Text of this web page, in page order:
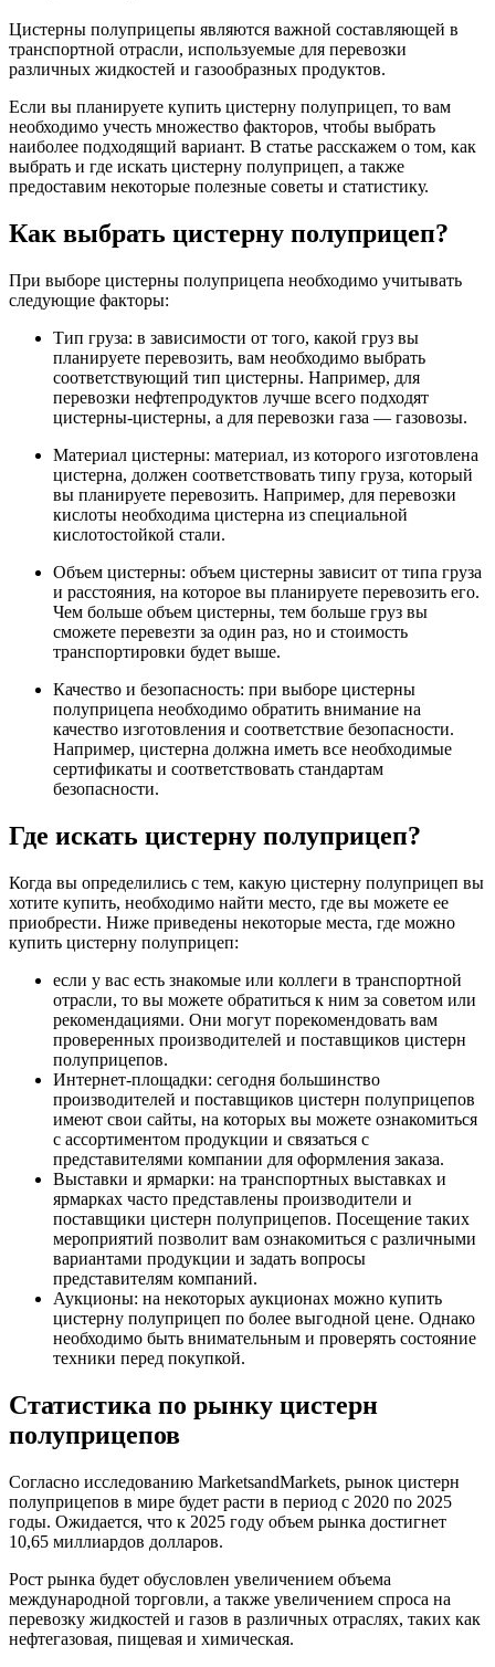
Цистерны полуприцепы являются важной составляющей в
транспортной отрасли, используемые для перевозки
различных жидкостей и газообразных продуктов.
Если вы планируете купить цистерну полуприцеп, то вам
необходимо учесть множество факторов, чтобы выбрать
наиболее подходящий вариант. В статье расскажем о том, как
выбрать и где искать цистерну полуприцеп, а также
предоставим некоторые полезные советы и статистику.
Как выбрать цистерну полуприцеп?
При выборе цистерны полуприцепа необходимо учитывать
следующие факторы:
Тип груза: в зависимости от того, какой груз вы
планируете перевозить, вам необходимо выбрать
соответствующий тип цистерны. Например, для
перевозки нефтепродуктов лучше всего подходят
цистерны-цистерны, а для перевозки газа — газовозы.
Материал цистерны: материал, из которого изготовлена
цистерна, должен соответствовать типу груза, который
вы планируете перевозить. Например, для перевозки
кислоты необходима цистерна из специальной
кислотостойкой стали.
Объем цистерны: объем цистерны зависит от типа груза
и расстояния, на которое вы планируете перевозить его.
Чем больше объем цистерны, тем больше груз вы
сможете перевезти за один раз, но и стоимость
транспортировки будет выше.
Качество и безопасность: при выборе цистерны
полуприцепа необходимо обратить внимание на
качество изготовления и соответствие безопасности.
Например, цистерна должна иметь все необходимые
сертификаты и соответствовать стандартам
безопасности.
Где искать цистерну полуприцеп?
Когда вы определились с тем, какую цистерну полуприцеп вы
хотите купить, необходимо найти место, где вы можете ее
приобрести. Ниже приведены некоторые места, где можно
купить цистерну полуприцеп:
если у вас есть знакомые или коллеги в транспортной
отрасли, то вы можете обратиться к ним за советом или
рекомендациями. Они могут порекомендовать вам
проверенных производителей и поставщиков цистерн
полуприцепов.
Интернет-площадки: сегодня большинство
производителей и поставщиков цистерн полуприцепов
имеют свои сайты, на которых вы можете ознакомиться
с ассортиментом продукции и связаться с
представителями компании для оформления заказа.
Выставки и ярмарки: на транспортных выставках и
ярмарках часто представлены производители и
поставщики цистерн полуприцепов. Посещение таких
мероприятий позволит вам ознакомиться с различными
вариантами продукции и задать вопросы
представителям компаний.
Аукционы: на некоторых аукционах можно купить
цистерну полуприцеп по более выгодной цене. Однако
необходимо быть внимательным и проверять состояние
техники перед покупкой.
Статистика по рынку цистерн
полуприцепов
Согласно исследованию MarketsandMarkets, рынок цистерн
полуприцепов в мире будет расти в период с 2020 по 2025
годы. Ожидается, что к 2025 году объем рынка достигнет
10,65 миллиардов долларов.
Рост рынка будет обусловлен увеличением объема
международной торговли, а также увеличением спроса на
перевозку жидкостей и газов в различных отраслях, таких как
нефтегазовая, пищевая и химическая.